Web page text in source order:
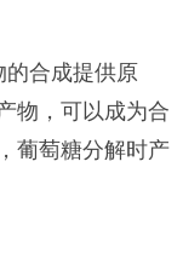
合成提供原
物，可以成为合
葡萄糖分解时产